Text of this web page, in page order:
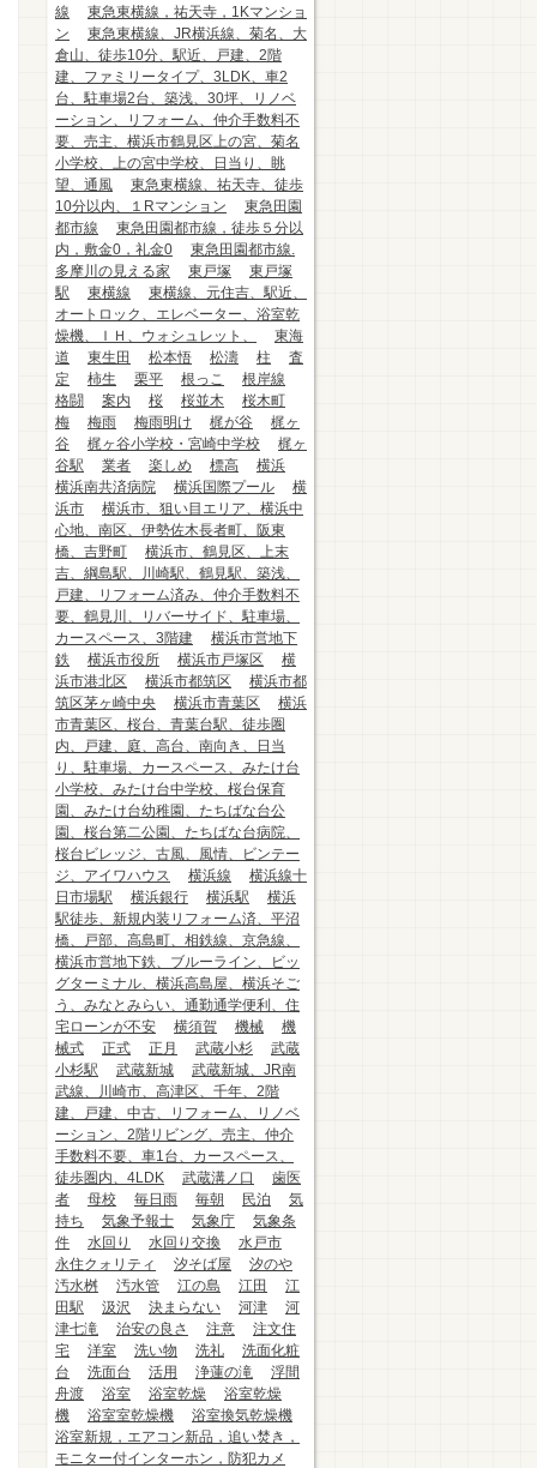
線
東急東横線，祐天寺，1Kマンショ
ン
東急東横線、JR横浜線、菊名、大
倉山、徒歩10分、駅近、戸建、2階
建、ファミリータイプ、3LDK、車2
台、駐車場2台、築浅、30坪、リノベ
ーション、リフォーム、仲介手数料不
要、売主、横浜市鶴見区上の宮、菊名
小学校、上の宮中学校、日当り、眺
望、通風
東急東横線、祐天寺、徒歩
10分以内、１Rマンション
東急田園
都市線
東急田園都市線，徒歩５分以
内，敷金0，礼金0
東急田園都市線.
多摩川の見える家
東戸塚
東戸塚
駅
東横線
東横線、元住吉、駅近、
オートロック、エレベーター、浴室乾
燥機、ＩＨ、ウォシュレット、
東海
道
東生田 松本悟 松濤 柱
査
定
柿生 栗平 根っこ
根岸線
格闘
案内 桜 桜並木
桜木町
梅
梅雨 梅雨明け 梶が谷
梶ヶ
谷
梶ヶ谷小学校・宮崎中学校
梶ヶ
谷駅
業者 楽しめ 標高
横浜
横浜南共済病院
横浜国際プール
横
浜市
横浜市、狙い目エリア、横浜中
心地、南区、伊勢佐木長者町、阪東
橋、吉野町
横浜市、鶴見区、上末
吉、綱島駅、川崎駅、鶴見駅、築浅、
戸建、リフォーム済み、仲介手数料不
要、鶴見川、リバーサイド、駐車場、
カースペース、3階建
横浜市営地下
鉄
横浜市役所 横浜市戸塚区
横
浜市港北区
横浜市都筑区
横浜市都
筑区茅ヶ崎中央
横浜市青葉区
横浜
市青葉区、桜台、青葉台駅、徒歩圏
内、戸建、庭、高台、南向き、日当
り、駐車場、カースペース、みたけ台
小学校、みたけ台中学校、桜台保育
園、みたけ台幼稚園、たちばな台公
園、桜台第二公園、たちばな台病院、
桜台ビレッジ、古風、風情、ビンテー
ジ、アイワハウス
横浜線
横浜線十
日市場駅
横浜銀行 横浜駅
横浜
駅徒歩、新規内装リフォーム済、平沼
橋、戸部、高島町、相鉄線、京急線、
横浜市営地下鉄、ブルーライン、ビッ
グターミナル、横浜高島屋、横浜そご
う、みなとみらい、通勤通学便利、住
宅ローンが不安
横須賀 機械
機
械式
正式 正月 武蔵小杉
武蔵
小杉駅
武蔵新城
武蔵新城、JR南
武線、川崎市、高津区、千年、2階
建、戸建、中古、リフォーム、リノベ
ーション、2階リビング、売主、仲介
手数料不要、車1台、カースペース、
徒歩圏内、4LDK
武蔵溝ノ口
歯医
者
母校 毎日雨 毎朝 民泊
気
持ち
気象予報士 気象庁
気象条
件
水回り 水回り交換
水戸市
永住クォリティ
汐そば屋
汐のや
汚水桝
汚水管 江の島 江田
江
田駅
汲沢 決まらない 河津
河
津七滝
治安の良さ 注意
注文住
宅
洋室 洗い物 洗礼
洗面化粧
台
洗面台 活用 浄蓮の滝
浮間
舟渡
浴室 浴室乾燥
浴室乾燥
機
浴室室乾燥機
浴室換気乾燥機
浴室新規，エアコン新品，追い焚き，
モニター付インターホン，防犯カメ